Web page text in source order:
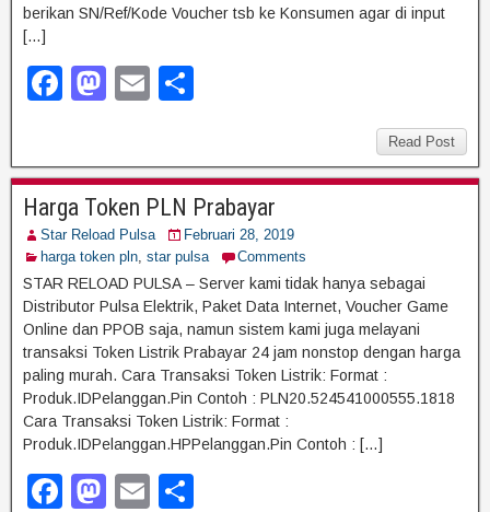
berikan SN/Ref/Kode Voucher tsb ke Konsumen agar di input
[…]
F
e
b
o
o
k
M
o
d
o
n
E
e
Read Post
Harga Token PLN Prabayar
Star Reload Pulsa
Februari 28, 2019
harga token pln star pulsa Comments
STAR RELOAD PULSA – Server kami tidak hanya sebagai
Distributor Pulsa Elektrik, Paket Data Internet, Voucher Game
Online dan PPOB saja, namun sistem kami juga melayani
transaksi Token Listrik Prabayar 24 jam nonstop dengan harga
paling murah. Cara Transaksi Token Listrik: Format :
Produk.IDPelanggan.Pin Contoh : PLN20.524541000555.1818
Cara Transaksi Token Listrik: Format :
Produk.IDPelanggan.HPPelanggan.Pin Contoh : […]
F
M
E